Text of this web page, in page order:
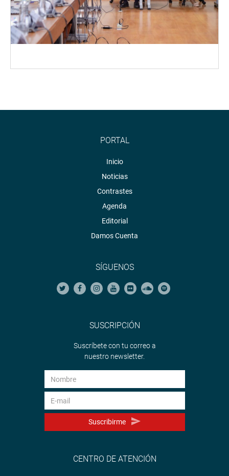
PORTAL
Inicio
Noticias
Contrastes
Agenda
Editorial
Damos Cuenta
SÍGUENOS
SUSCRIPCIÓN
Suscríbete con tu correo a
nuestro newsletter.
Suscribirme
CENTRO DE ATENCIÓN